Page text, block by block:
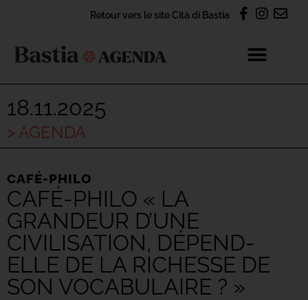
Retour vers le site Cità di Bastia
18.11.2025
> AGENDA
CAFÉ-PHILO
CAFÉ-PHILO « LA
GRANDEUR D’UNE
CIVILISATION, DÉPEND-
ELLE DE LA RICHESSE DE
SON VOCABULAIRE ? »